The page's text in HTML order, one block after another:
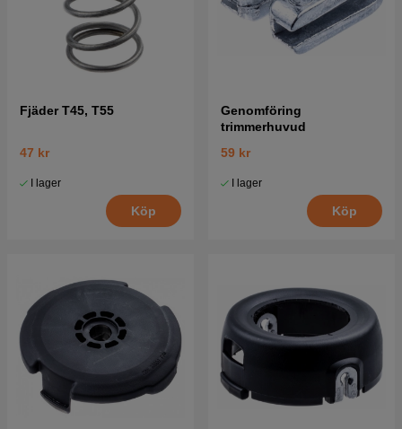
Fjäder T45, T55
47 kr
I lager
Köp
Genomföring
trimmerhuvud
59 kr
I lager
Köp